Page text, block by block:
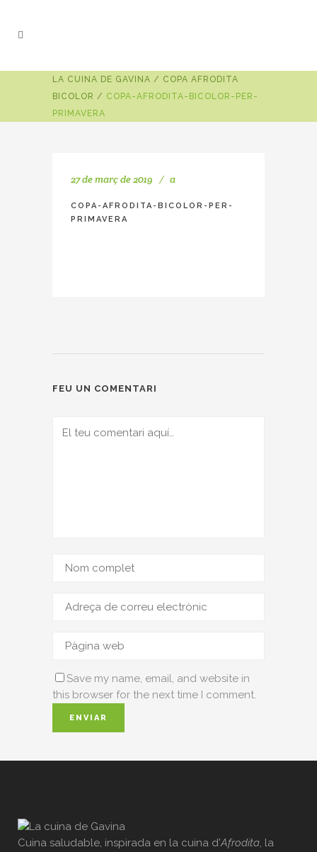
LA CUINA DE GAVINA / COPA AFRODITA
BICOLOR / COPA-AFRODITA-BICOLOR-PER-
PRIMAVERA
27 de març de 2019 a
COPA-AFRODITA-BICOLOR-PER-
PRIMAVERA
FEU UN COMENTARI
Save my name, email, and website in
this browser for the next time I comment.
Cuina saludable, inspirada en la cuina d'Afrodita, la